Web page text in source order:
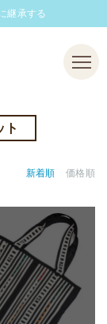
継承する
Menu
ト
新着順 価格順